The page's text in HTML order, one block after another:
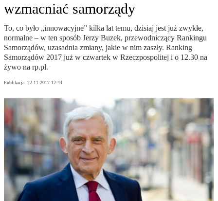
wzmacniać samorządy
To, co było „innowacyjne” kilka lat temu, dzisiaj jest już zwykłe,
normalne – w ten sposób Jerzy Buzek, przewodniczący Rankingu
Samorządów, uzasadnia zmiany, jakie w nim zaszły. Ranking
Samorządów 2017 już w czwartek w Rzeczpospolitej i o 12.30 na
żywo na rp.pl.
Publikacja: 22.11.2017 12:44